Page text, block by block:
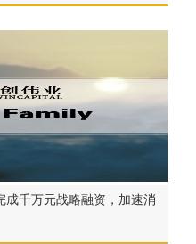
成千万元战略融资，加速消